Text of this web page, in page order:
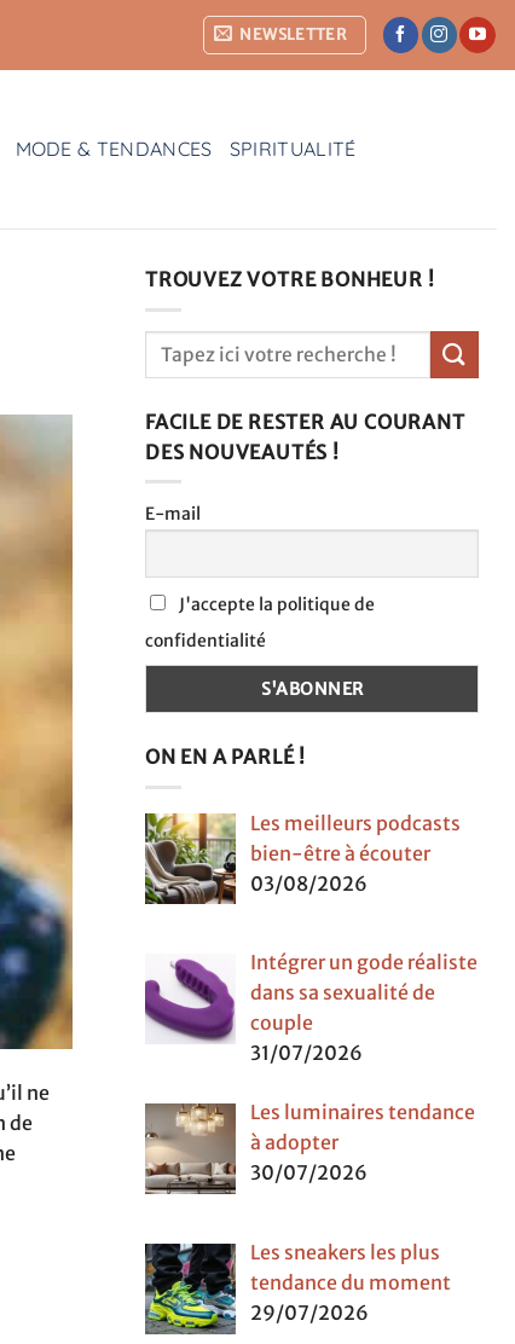
NEWSLETTER
MODE & TENDANCES SPIRITUALITÉ
ne
de
TROUVEZ VOTRE BONHEUR !
FACILE DE RESTER AU COURANT
DES NOUVEAUTÉS !
E-mail
J'accepte la politique de
confidentialité
ON EN A PARLÉ !
Les meilleurs podcasts
bien-être à écouter
03/08/2026
Intégrer un gode réaliste
dans sa sexualité de
couple
31/07/2026
Les luminaires tendance
à adopter
30/07/2026
Les sneakers les plus
tendance du moment
29/07/2026